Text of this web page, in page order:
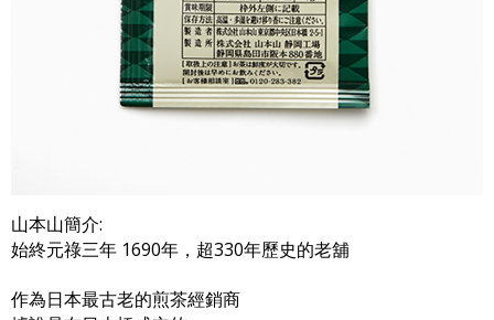
山本山簡介:
始終元祿三年 1690年，超330年歷史的老舖
作為日本最古老的煎茶經銷商